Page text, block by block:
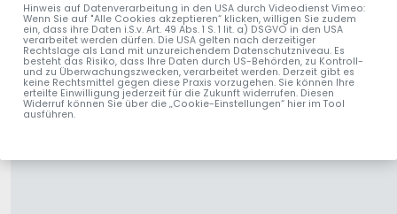
Hinweis auf Datenverarbeitung in den USA durch Videodienst Vimeo:
Wenn Sie auf "Alle Cookies akzeptieren“ klicken, willigen Sie zudem
ein, dass ihre Daten i.S.v. Art. 49 Abs. 1 S. 1 lit. a) DSGVO in den USA
verarbeitet werden dürfen. Die USA gelten nach derzeitiger
Rechtslage als Land mit unzureichendem Datenschutzniveau. Es
besteht das Risiko, dass Ihre Daten durch US-Behörden, zu Kontroll-
und zu Überwachungszwecken, verarbeitet werden. Derzeit gibt es
keine Rechtsmittel gegen diese Praxis vorzugehen. Sie können Ihre
erteilte Einwilligung jederzeit für die Zukunft widerrufen. Diesen
Widerruf können Sie über die „Cookie-Einstellungen“ hier im Tool
ausführen.